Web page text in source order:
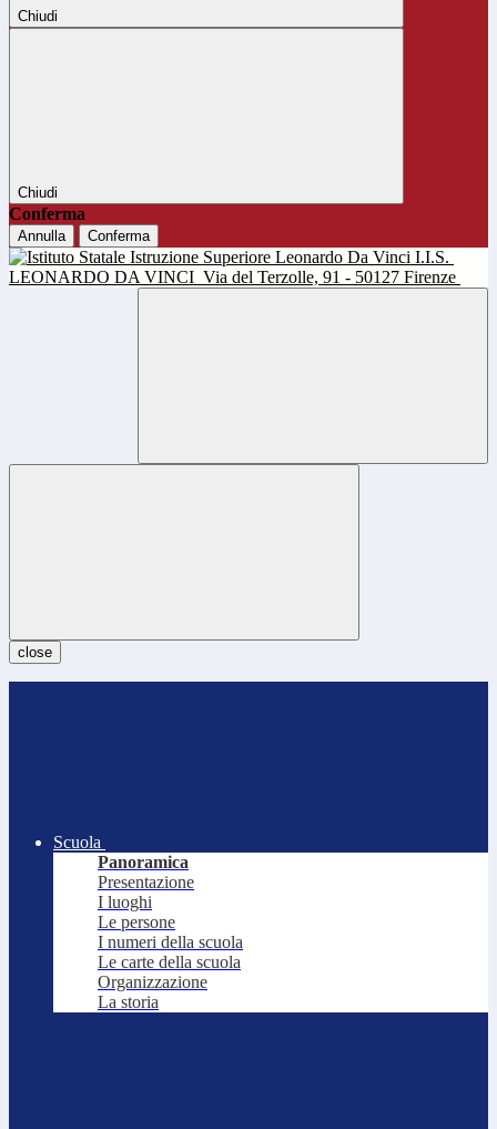
Chiudi
Chiudi
Conferma
Annulla Conferma
I.I.S.
LEONARDO DA VINCI Via del Terzolle, 91 - 50127 Firenze
close
Scuola
Panoramica
Presentazione
I luoghi
Le persone
I numeri della scuola
Le carte della scuola
Organizzazione
La storia